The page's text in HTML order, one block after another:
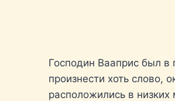
Господин Вааприс был в
произнести хоть слово,
расположились в